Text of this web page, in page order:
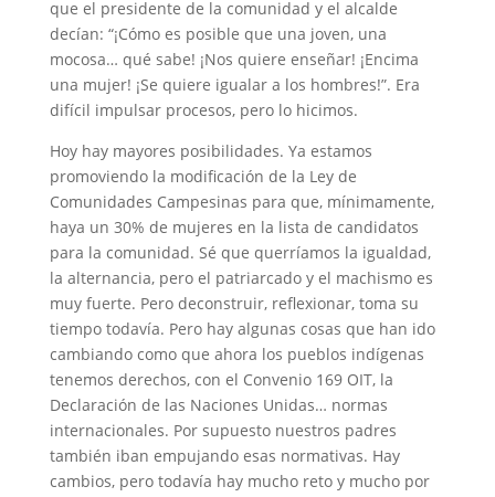
que el presidente de la comunidad y el alcalde
decían: “¡Cómo es posible que una joven, una
mocosa… qué sabe! ¡Nos quiere enseñar! ¡Encima
una mujer! ¡Se quiere igualar a los hombres!”. Era
difícil impulsar procesos, pero lo hicimos.
Hoy hay mayores posibilidades. Ya estamos
promoviendo la modificación de la Ley de
Comunidades Campesinas para que, mínimamente,
haya un 30% de mujeres en la lista de candidatos
para la comunidad. Sé que querríamos la igualdad,
la alternancia, pero el patriarcado y el machismo es
muy fuerte. Pero deconstruir, reflexionar, toma su
tiempo todavía. Pero hay algunas cosas que han ido
cambiando como que ahora los pueblos indígenas
tenemos derechos, con el Convenio 169 OIT, la
Declaración de las Naciones Unidas… normas
internacionales. Por supuesto nuestros padres
también iban empujando esas normativas. Hay
cambios, pero todavía hay mucho reto y mucho por